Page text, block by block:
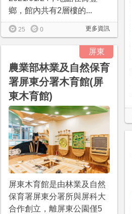
鄉，館內共有2層樓的...
更多資訊
25 0
屏東
農業部林業及自然保育
署屏東分署木育館(屏
東木育館)
屏東木育館是由林業及自然
保育署屏東分署所與屏科大
合作創立，離屏東公園僅5